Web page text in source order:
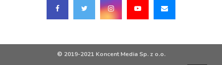
© 2019-2021 Koncent Media Sp. z o.o.